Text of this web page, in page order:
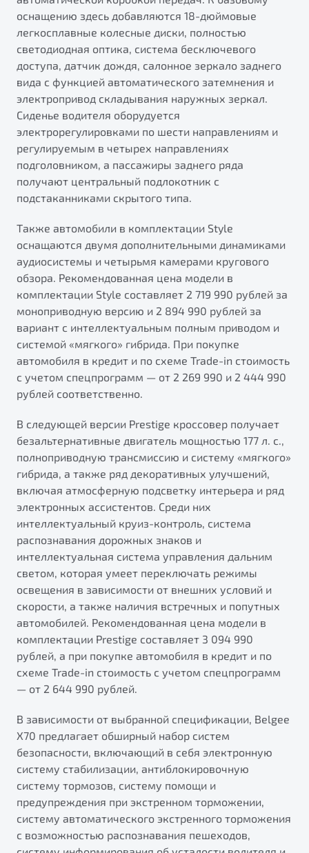
оснащению здесь добавляются 18-дюймовые
легкосплавные колесные диски, полностью
светодиодная оптика, система бесключевого
доступа, датчик дождя, салонное зеркало заднего
вида с функцией автоматического затемнения и
электропривод складывания наружных зеркал.
Сиденье водителя оборудуется
электрорегулировками по шести направлениям и
регулируемым в четырех направлениях
подголовником, а пассажиры заднего ряда
получают центральный подлокотник с
подстаканниками скрытого типа.
Также автомобили в комплектации Style
оснащаются двумя дополнительными динамиками
аудиосистемы и четырьмя камерами кругового
обзора. Рекомендованная цена модели в
комплектации Style составляет 2 719 990 рублей за
моноприводную версию и 2 894 990 рублей за
вариант с интеллектуальным полным приводом и
системой «мягкого» гибрида. При покупке
автомобиля в кредит и по схеме Trade-in стоимость
с учетом спецпрограмм — от 2 269 990 и 2 444 990
рублей соответственно.
В следующей версии Prestige кроссовер получает
безальтернативные двигатель мощностью 177 л. с.,
полноприводную трансмиссию и систему «мягкого»
гибрида, а также ряд декоративных улучшений,
включая атмосферную подсветку интерьера и ряд
электронных ассистентов. Среди них
интеллектуальный круиз-контроль, система
распознавания дорожных знаков и
интеллектуальная система управления дальним
светом, которая умеет переключать режимы
освещения в зависимости от внешних условий и
скорости, а также наличия встречных и попутных
автомобилей. Рекомендованная цена модели в
комплектации Prestige составляет 3 094 990
рублей, а при покупке автомобиля в кредит и по
схеме Trade-in стоимость с учетом спецпрограмм
— от 2 644 990 рублей.
В зависимости от выбранной спецификации, Belgee
X70 предлагает обширный набор систем
безопасности, включающий в себя электронную
систему стабилизации, антиблокировочную
систему тормозов, систему помощи и
предупреждения при экстренном торможении,
систему автоматического экстренного торможения
с возможностью распознавания пешеходов,